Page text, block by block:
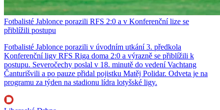
Fotbalisté Jablonce porazili RFS 2:0 a v Konferenční lize se
přiblížili postupu
Fotbalisté Jablonce porazili v úvodním utkání 3. předkola
Konferenční ligy RFS Riga doma 2:0 a výrazně se přiblížili k
postupu. Severočechy poslal v 18. minutě do vedení Vachtang
Čanturišvili a po pauze přidal pojistku Matěj Polidar. Odveta je na
programu za týden na stadionu lídra lotyšské ligy.